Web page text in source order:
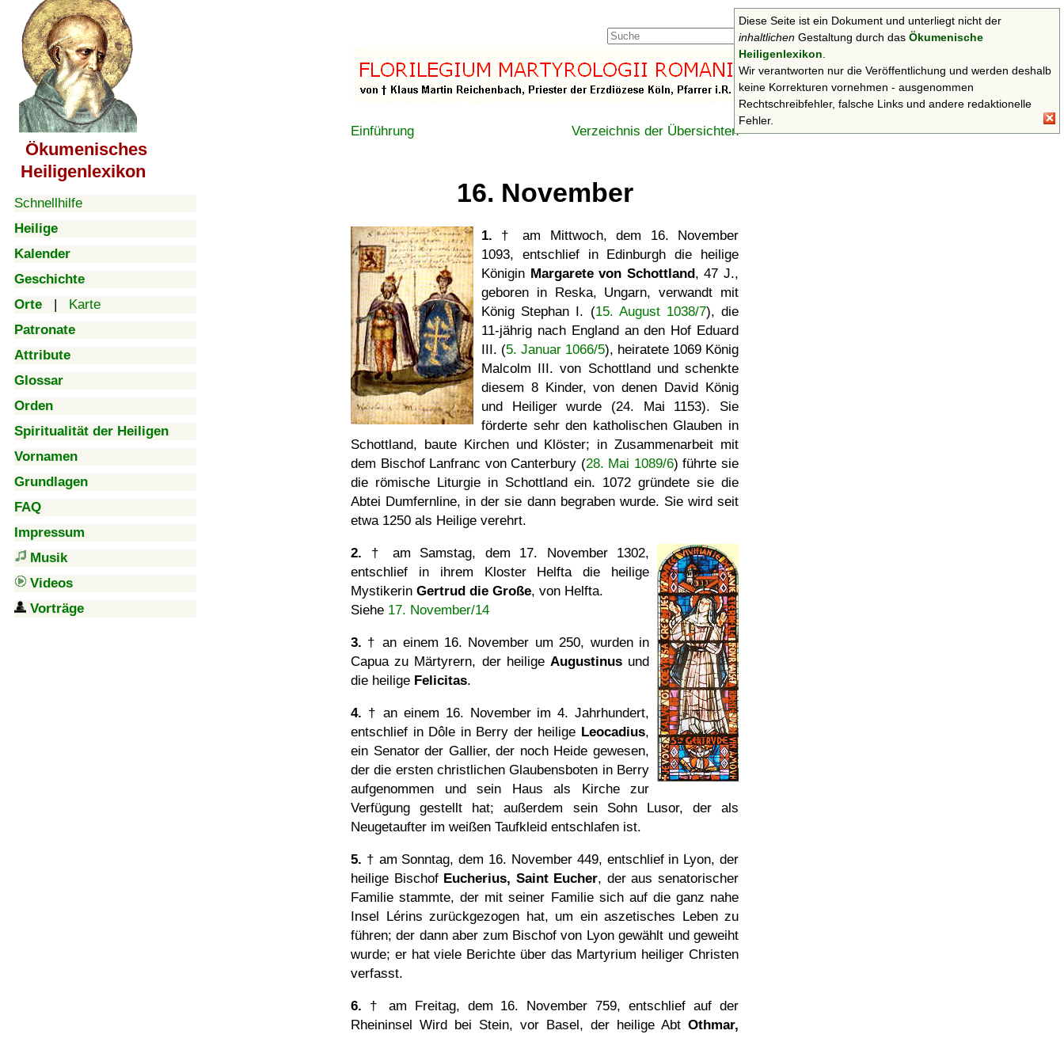
Ökumenisches
Heiligenlexikon
Schnellhilfe
Heilige
Kalender
Geschichte
Orte | Karte
Patronate
Attribute
Glossar
Orden
Spiritualität der Heiligen
Vornamen
Grundlagen
FAQ
Impressum
Musik
Videos
Vorträge
Suchen
Einführung Verzeichnis der Übersichten
16. November
1. † am Mittwoch, dem 16. November
1093, entschlief in Edinburgh die heilige
Königin Margarete von Schottland, 47 J.,
geboren in Reska, Ungarn, verwandt mit
König Stephan I. (15. August 1038/7), die
11-jährig nach England an den Hof Eduard
III. (5. Januar 1066/5), heiratete 1069 König
Malcolm III. von Schottland und schenkte
diesem 8 Kinder, von denen David König
und Heiliger wurde (24. Mai 1153). Sie
förderte sehr den katholischen Glauben in
Schottland, baute Kirchen und Klöster; in Zusammenarbeit mit
dem Bischof Lanfranc von Canterbury (28. Mai 1089/6) führte sie
die römische Liturgie in Schottland ein. 1072 gründete sie die
Abtei Dumfernline, in der sie dann begraben wurde. Sie wird seit
etwa 1250 als Heilige verehrt.
2. † am Samstag, dem 17. November 1302,
entschlief in ihrem Kloster Helfta die heilige
Mystikerin Gertrud die Große, von Helfta.
Siehe 17. November/14
3. † an einem 16. November um 250, wurden in
Capua zu Märtyrern, der heilige Augustinusund
die heilige Felicitas.
4. † an einem 16. November im 4. Jahrhundert,
entschlief in Dôle in Berry der heilige Leocadius,
ein Senator der Gallier, der noch Heide gewesen,
der die ersten christlichen Glaubensboten in Berry
aufgenommen und sein Haus als Kirche zur
Verfügung gestellt hat; außerdem sein Sohn Lusor, der als
Neugetaufter im weißen Taufkleid entschlafen ist.
5. † am Sonntag, dem 16. November 449, entschlief in Lyon, der
heilige Bischof Eucherius, Saint Eucher, der aus senatorischer
Familie stammte, der mit seiner Familie sich auf die ganz nahe
Insel Lérins zurückgezogen hat, um ein aszetisches Leben zu
führen; der dann aber zum Bischof von Lyon gewählt und geweiht
wurde; er hat viele Berichte über das Martyrium heiliger Christen
verfasst.
6. † am Freitag, dem 16. November 759, entschlief auf der
Rheininsel Wird bei Stein, vor Basel, der heilige Abt Othmar,
Diese Seite ist ein Dokument und unterliegt nicht der
inhaltlichen Gestaltung durch das Ökumenische
Heiligenlexikon
Wir verantworten nur die Veröffentlichung und werden deshalb
keine Korrekturen vornehmen - ausgenommen
Rechtschreibfehler, falsche Links und andere redaktionelle
Fehler.